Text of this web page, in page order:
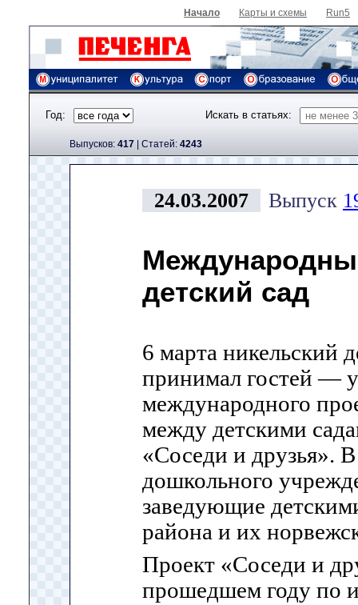
Начало Карты и схемы Run5
Год: Искать в статьях:
Выпусков: 417 | Cтатей: 4243
24.03.2007 Выпуск
детский сад
6 марта никельский
принимал гостей —
международного
между детскими
«Соседи и друзья». В
дошкольного
заведующие
района и их
Проект «Соседи и
прошедшем году по